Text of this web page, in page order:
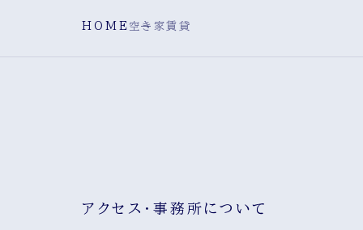
HOME 空き家賃貸
アクセス・事務所について